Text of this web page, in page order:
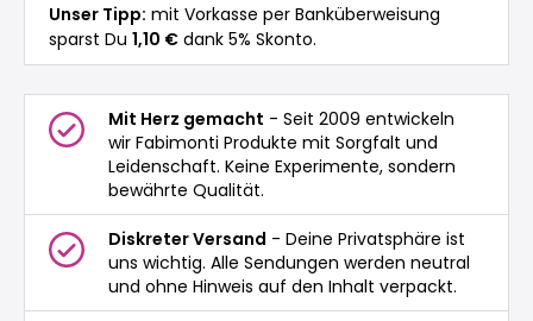
Unser Tipp: mit Vorkasse per Banküberweisung
sparst Du 1,10 € dank 5% Skonto.
Mit Herz gemacht - Seit 2009 entwickeln
wir Fabimonti Produkte mit Sorgfalt und
Leidenschaft. Keine Experimente, sondern
bewährte Qualität.
Diskreter Versand - Deine Privatsphäre ist
uns wichtig. Alle Sendungen werden neutral
und ohne Hinweis auf den Inhalt verpackt.